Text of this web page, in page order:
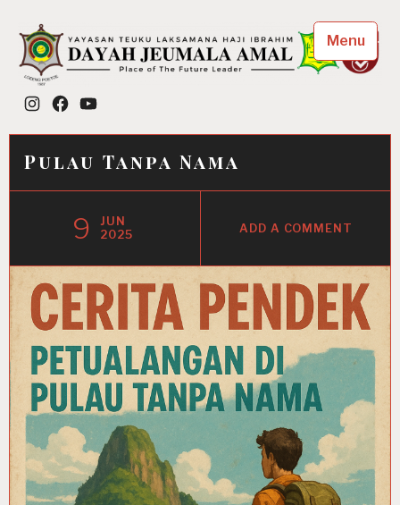
content
Dayah Jeumala Amal
Place of The Future Leader
Instagram
FacebookYouTube
Menu
Pulau Tanpa Nama
9
JUN
2025
ADD A COMMENT